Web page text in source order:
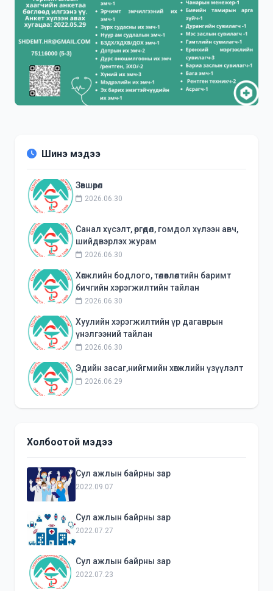
Шинэ мэдээ
Зөвшөөрөл
2026.06.30
Санал хүсэлт, өргөдөл, гомдол хүлээн авч,
шийдвэрлэх журам
2026.06.30
Хөгжлийн бодлого, төлөвлөлтийн баримт
бичгийн хэрэгжилтийн тайлан
2026.06.30
Хуулийн хэрэгжилтийн үр дагаврын
үнэлгээний тайлан
2026.06.30
Эдийн засаг,нийгмийн хөгжлийн үзүүлэлт
2026.06.29
Холбоотой мэдээ
Сул ажлын байрны зар
2022.09.07
Сул ажлын байрны зар
2022.07.27
Сул ажлын байрны зар
2022.07.23